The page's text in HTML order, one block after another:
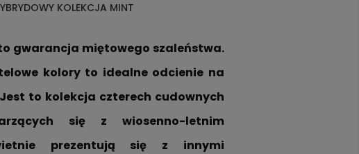
KOLEKCJA MINT
gwarancja miętowego szaleństwa.
kolory to idealne odcienie na
to kolekcja czterech cudownych
się z wiosenno-letnim
prezentują się z innymi